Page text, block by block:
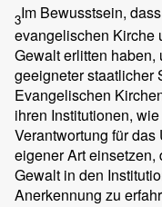
3Im Bewusstsein,
evangelischen Kirche
Gewalt erlitten
geeigneter staatlicher
Evangelischen
ihren Institutionen,
Verantwortung für
eigener Art
Gewalt in den
Anerkennung zu